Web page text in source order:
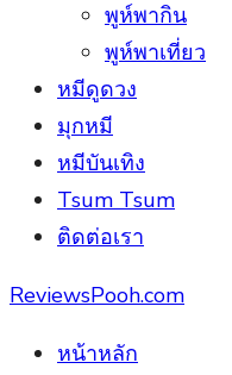
พูห์พากิน
พูห์พาเที่ยว
หมีดูดวง
มุกหมี
หมีบันเทิง
Tsum Tsum
ติดต่อเรา
ReviewsPooh.com
หน้าหลัก